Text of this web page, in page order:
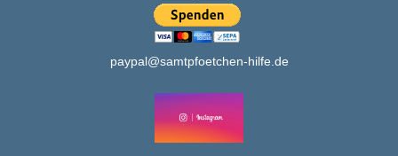
paypal@samtpfoetchen-hilfe.de